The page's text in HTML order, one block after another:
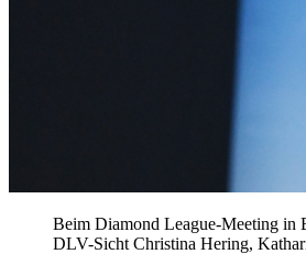
Beim Diamond League-Meeting in
DLV-Sicht Christina Hering,